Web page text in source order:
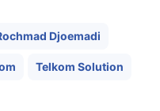
Djoemadi
Telkom Solution